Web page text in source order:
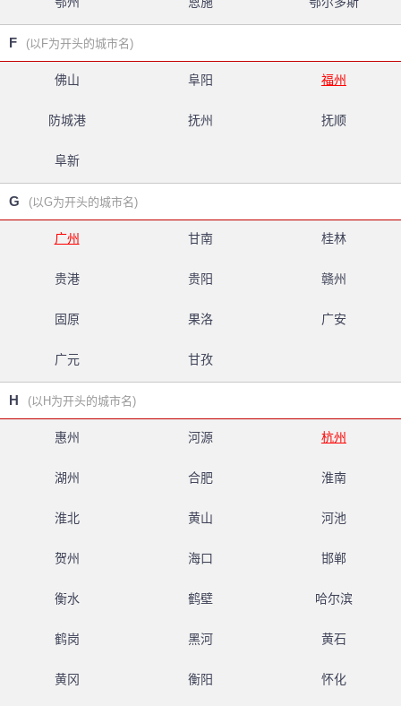
F (以F为开头的城市名)
佛山 阜阳 福州
防城港 抚州 抚顺
阜新
G (以G为开头的城市名)
广州 甘南 桂林
贵港 贵阳 赣州
固原 果洛 广安
广元 甘孜
H (以H为开头的城市名)
惠州 河源 杭州
湖州 合肥 淮南
淮北 黄山 河池
贺州 海口 邯郸
衡水 鹤壁 哈尔滨
鹤岗 黑河 黄石
黄冈 衡阳 怀化